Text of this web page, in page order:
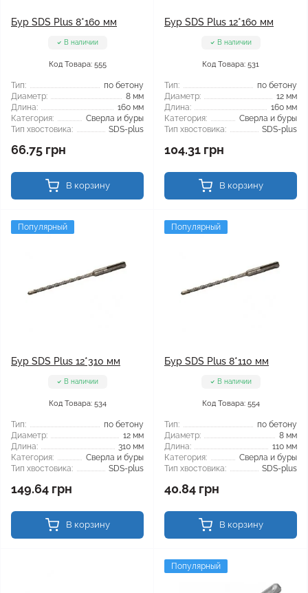
Бур SDS Plus 8*160 мм
В наличии
Код Товара: 555
Тип:
по бетону
Диаметр:
8 мм
Длина:
160 мм
Категория:
Сверла и буры
Тип хвостовика:
SDS-plus
66.75 грн
В корзину
Бур SDS Plus 12*160 мм
В наличии
Код Товара: 531
Тип:
по бетону
Диаметр:
12 мм
Длина:
160 мм
Категория:
Сверла и буры
Тип хвостовика:
SDS-plus
104.31 грн
В корзину
Популярный
Бур SDS Plus 12*310 мм
В наличии
Код Товара: 534
Тип:
по бетону
Диаметр:
12 мм
Длина:
310 мм
Категория:
Сверла и буры
Тип хвостовика:
SDS-plus
149.64 грн
В корзину
Популярный
Бур SDS Plus 8*110 мм
В наличии
Код Товара: 554
Тип:
по бетону
Диаметр:
8 мм
Длина:
110 мм
Категория:
Сверла и буры
Тип хвостовика:
SDS-plus
40.84 грн
В корзину
Популярный